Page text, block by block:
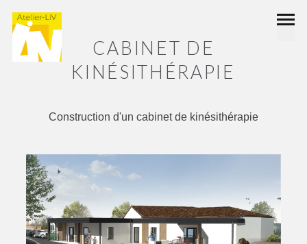
CABINET DE
KINÉSITHÉRAPIE
Construction d'un cabinet de kinésithérapie